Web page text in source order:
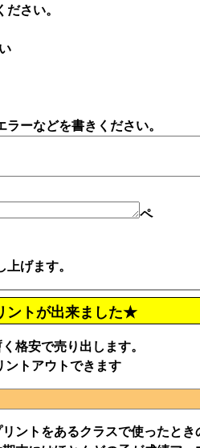
さい。
ーなどを書きください。
ペ
げます。